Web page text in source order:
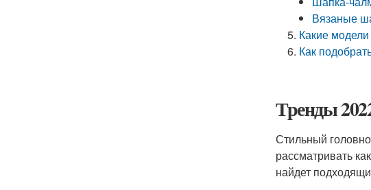
Вязаные
Какие
Как
Тренды
Стильный
рассматривать
найдет